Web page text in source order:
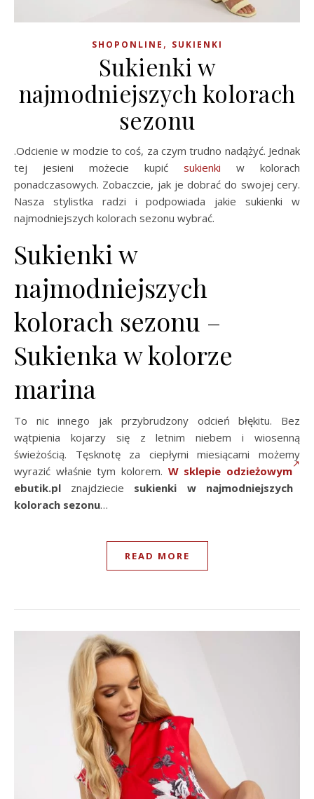
SHOPONLINE , SUKIENKI
Sukienki w
najmodniejszych kolorach
sezonu
.Odcienie w modzie to coś, za czym trudno nadążyć. Jednak
tej jesieni możecie kupić sukienki w kolorach
ponadczasowych. Zobaczcie, jak je dobrać do swojej cery.
Nasza stylistka radzi i podpowiada jakie sukienki w
najmodniejszych kolorach sezonu wybrać.
Sukienki w
najmodniejszych
kolorach sezonu –
Sukienka w kolorze
marina
To nic innego jak przybrudzony odcień błękitu. Bez
wątpienia kojarzy się z letnim niebem i wiosenną
świeżością. Tęsknotę za ciepłymi miesiącami możemy
wyrazić właśnie tym kolorem. W sklepie odzieżowym
ebutik.pl znajdziecie sukienki w najmodniejszych
kolorach sezonu…
READ MORE